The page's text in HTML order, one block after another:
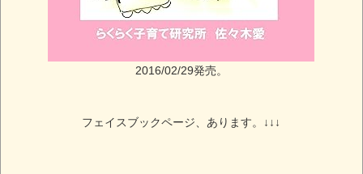
2016/02/29発売。
フェイスブックページ、あります。↓↓↓